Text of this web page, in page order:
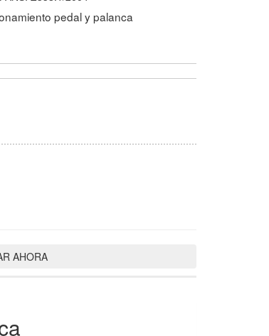
pedal y palanca
AHORA